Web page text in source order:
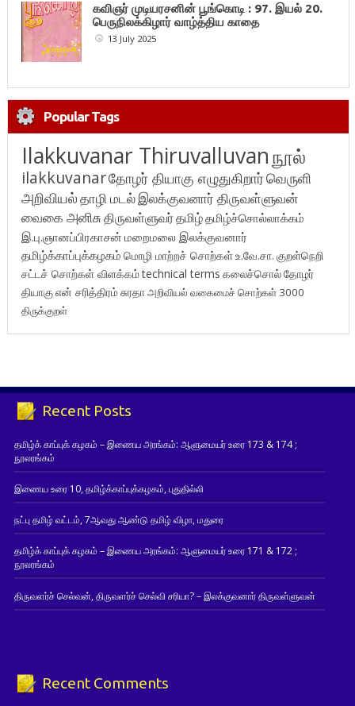
கவிஞர் முடியரசனின் பூங்கொடி : 97. இயல் 20.
பெருநிலக்கிழார் வாழ்த்திய காதை
13 July 2025
Popular Tags
Ilakkuvanar Thiruvalluvanநூல்
ilakkuvanarதோழர் தியாகு எழுதுகிறார்வெருளி
அறிவியல்தாழி மடல்இலக்குவனார் திருவள்ளுவன்
வைகை அனிசுதிருவள்ளுவர்தமிழ்தமிழ்ச்சொல்லாக்கம்
இ.பு.ஞானப்பிரகாசன் மறைமலை இலக்குவனார்
தமிழ்க்காப்புக்கழகம் மொழி மாற்றச் சொற்கள்உ.வே.சா. குறள்நெறி
சட்டச் சொற்கள் விளக்கம்technical terms கலைச்சொல்தோழர்
தியாகுஎன் சரித்திரம்சுரதாஅறிவியல் வகைமைச் சொற்கள் 3000
திருக்குறள்
Recent Posts
தமிழ்க் காப்புக் கழகம் – இணைய அரங்கம்: ஆளுமையர் உரை 173 & 174 ;
நூலரங்கம்
இணைய உரை 10, தமிழ்க்காப்புக்கழகம், புதுதில்லி
நட்பு தமிழ் வட்டம், 7ஆவது ஆண்டு தமிழ் விழா, மதுரை
தமிழ்க் காப்புக் கழகம் – இணைய அரங்கம்: ஆளுமையர் உரை 171 & 172 ;
நூலரங்கம்
திருவளர்ச் செல்வன், திருவளர்ச் செல்வி சரியா? – இலக்குவனார் திருவள்ளுவன்
Recent Comments